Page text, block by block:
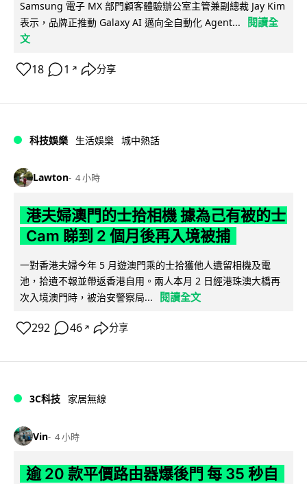
Samsung 電子 MX 部門顧客體驗辦公室主管兼副總裁 Jay Kim
表示，品牌正推動 Galaxy AI 邁向全自動化 Agent...
閱讀全
文
18 1 ↗ 分享
科技娛樂 生活娛樂 城中熱話
Lawton 4 小時
港夫婦澳門的士拾相機 據為己有被的士
Cam 睇到 2 個月後再入境被捕
一對香港夫婦今年 5 月遊澳門乘的士拾獲他人遺留相機及電
池，拾遺不報並帶返香港自用。兩人本月 2 日經港珠澳大橋再
次入境澳門時，被治安警察局...
閱讀全文
292 46 ↗ 分享
3C科技 家居無線
Vin 4 小時
逾 20 款平價路由器爆後門 每 35 秒自